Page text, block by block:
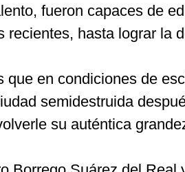
fueron capaces de
hasta lograr la
en condiciones de
semidestruida
su auténtica